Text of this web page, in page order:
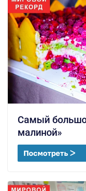
Самый
малиной»
Посмотреть ᐳ